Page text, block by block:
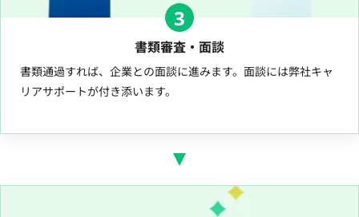
3
書類審査・面談
書類通過すれば、企業との面談に進みます。面談には弊社キャ
リアサポートが付き添います。